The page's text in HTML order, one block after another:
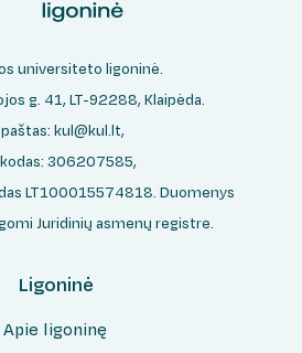
universiteto ligoninė.
g. 41, LT-92288, Klaipėda.
kul@kul.lt,
306207585,
LT100015574818. Duomenys
Juridinių asmenų registre.
Ligoninė
Apie ligoninę